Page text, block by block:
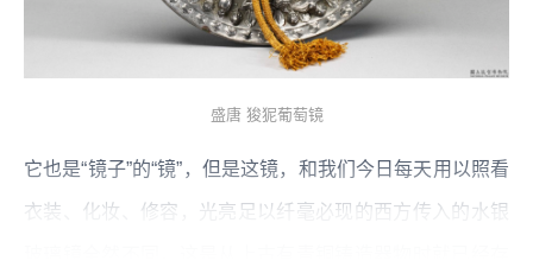
盛唐 狻狔葡萄镜
它也是“镜子”的“镜”，但是这镜，和我们今日每天用以照看
衣装、化妆、修容，光亮足以纤毫必现的西方传入的水银